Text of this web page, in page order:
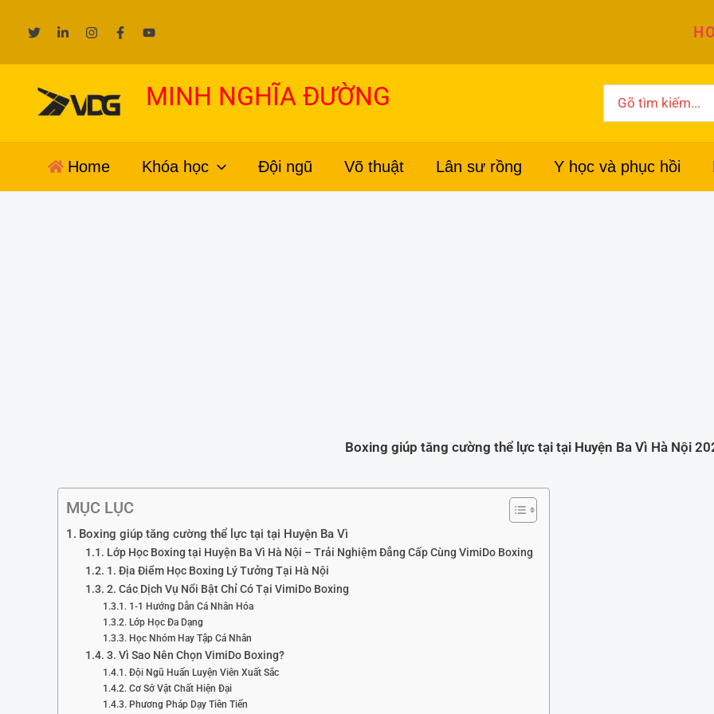
dung
MINH NGHĨA ĐƯỜNG
for:
Home Khóa học Đội ngũ Võ thuật Lân sư rồng Y học và phục hồi
Boxing giúp tăng cường thể lực tại tại Huyện Ba Vì Hà Nội
MỤC LỤC
Boxing giúp tăng cường thể lực tại tại Huyện Ba Vì
Lớp Học Boxing tại Huyện Ba Vì Hà Nội – Trải Nghiệm Đẳng Cấp Cùng VimiDo Boxing
1. Địa Điểm Học Boxing Lý Tưởng Tại Hà Nội
2. Các Dịch Vụ Nổi Bật Chỉ Có Tại VimiDo Boxing
1-1 Hướng Dẫn Cá Nhân Hóa
Lớp Học Đa Dạng
Học Nhóm Hay Tập Cá Nhân
3. Vì Sao Nên Chọn VimiDo Boxing?
Đội Ngũ Huấn Luyện Viên Xuất Sắc
Cơ Sở Vật Chất Hiện Đại
Phương Pháp Dạy Tiên Tiến